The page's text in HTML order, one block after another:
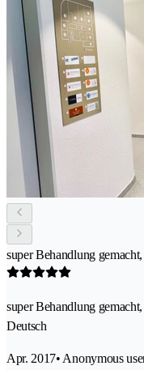
super Behandlung
super Behandlung
Deutsch
Apr. 2017• Anonymous